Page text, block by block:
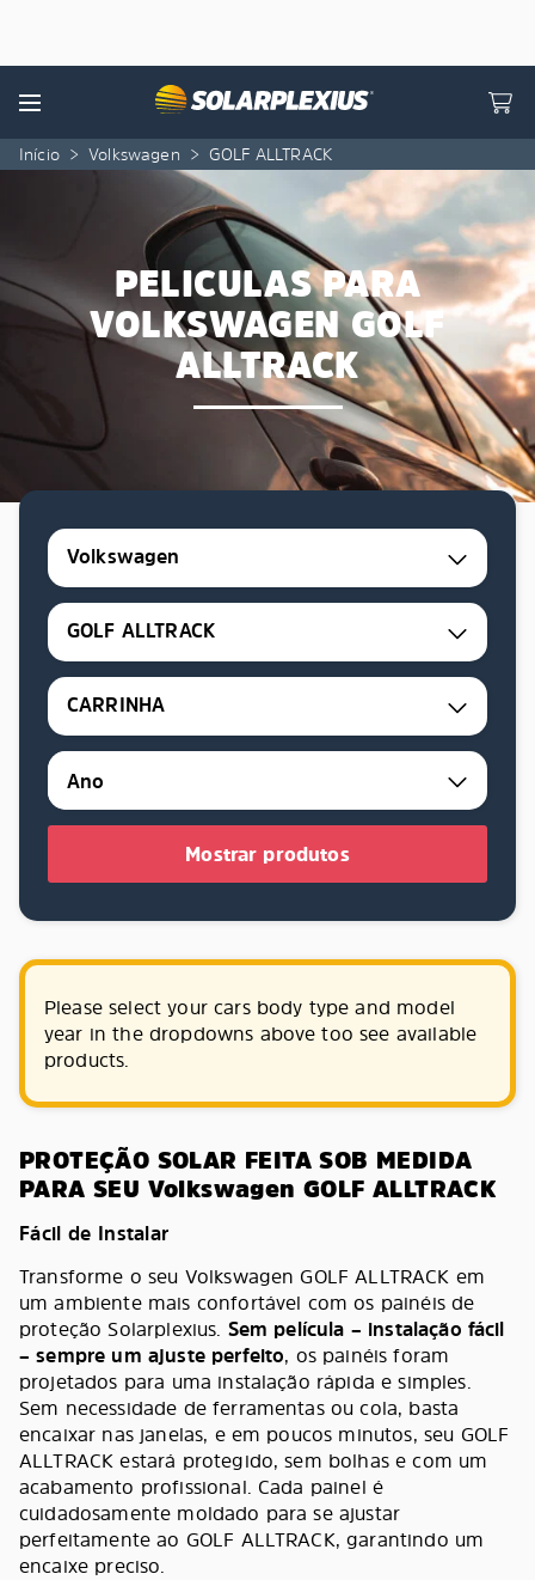
Menu
Início > Volkswagen > GOLF ALLTRACK
PELICULAS PARA
VOLKSWAGEN GOLF
ALLTRACK
Volkswagen
GOLF ALLTRACK
CARRINHA
Mostrar produtos
Please select your cars body type and model
year in the dropdowns above too see available
products.
PROTEÇÃO SOLAR FEITA SOB MEDIDA
PARA SEU Volkswagen GOLF ALLTRACK
Fácil de Instalar
Transforme o seu Volkswagen GOLF ALLTRACK em
um ambiente mais confortável com os painéis de
proteção Solarplexius. Sem película – instalação fácil
– sempre um ajuste perfeito, os painéis foram
projetados para uma instalação rápida e simples.
Sem necessidade de ferramentas ou cola, basta
encaixar nas janelas, e em poucos minutos, seu GOLF
ALLTRACK estará protegido, sem bolhas e com um
acabamento profissional. Cada painel é
cuidadosamente moldado para se ajustar
perfeitamente ao GOLF ALLTRACK, garantindo um
encaixe preciso.